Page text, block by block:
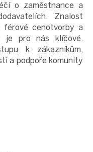
o zaměstnance a
Znalost
férové cenotvorby a
je pro nás klíčové.
k zákazníkům,
a podpoře komunity